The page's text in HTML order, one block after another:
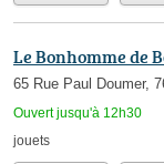
Le Bonhomme de
65 Rue Paul Doumer,
Ouvert jusqu'à 12h30
jouets